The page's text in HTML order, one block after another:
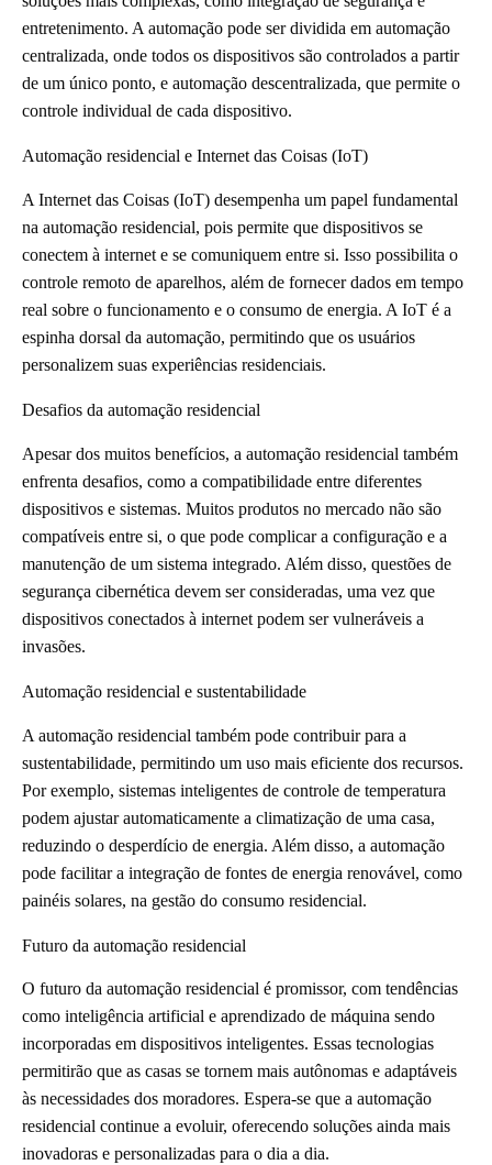
entretenimento. A automação pode ser dividida em automação
centralizada, onde todos os dispositivos são controlados a partir
de um único ponto, e automação descentralizada, que permite o
controle individual de cada dispositivo.
Automação residencial e Internet das Coisas (IoT)
A Internet das Coisas (IoT) desempenha um papel fundamental
na automação residencial, pois permite que dispositivos se
conectem à internet e se comuniquem entre si. Isso possibilita o
controle remoto de aparelhos, além de fornecer dados em tempo
real sobre o funcionamento e o consumo de energia. A IoT é a
espinha dorsal da automação, permitindo que os usuários
personalizem suas experiências residenciais.
Desafios da automação residencial
Apesar dos muitos benefícios, a automação residencial também
enfrenta desafios, como a compatibilidade entre diferentes
dispositivos e sistemas. Muitos produtos no mercado não são
compatíveis entre si, o que pode complicar a configuração e a
manutenção de um sistema integrado. Além disso, questões de
segurança cibernética devem ser consideradas, uma vez que
dispositivos conectados à internet podem ser vulneráveis a
invasões.
Automação residencial e sustentabilidade
A automação residencial também pode contribuir para a
sustentabilidade, permitindo um uso mais eficiente dos recursos.
Por exemplo, sistemas inteligentes de controle de temperatura
podem ajustar automaticamente a climatização de uma casa,
reduzindo o desperdício de energia. Além disso, a automação
pode facilitar a integração de fontes de energia renovável, como
painéis solares, na gestão do consumo residencial.
Futuro da automação residencial
O futuro da automação residencial é promissor, com tendências
como inteligência artificial e aprendizado de máquina sendo
incorporadas em dispositivos inteligentes. Essas tecnologias
permitirão que as casas se tornem mais autônomas e adaptáveis
às necessidades dos moradores. Espera-se que a automação
residencial continue a evoluir, oferecendo soluções ainda mais
inovadoras e personalizadas para o dia a dia.